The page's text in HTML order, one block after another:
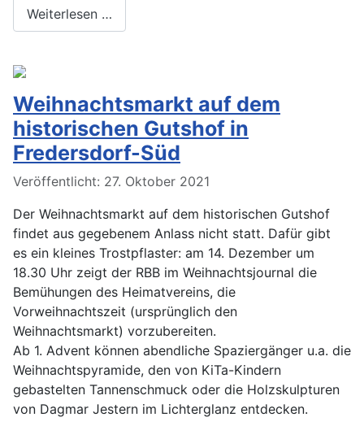
Weiterlesen …
Weihnachtsmarkt auf dem
historischen Gutshof in
Fredersdorf-Süd
Veröffentlicht: 27. Oktober 2021
Der Weihnachtsmarkt auf dem historischen Gutshof
findet aus gegebenem Anlass nicht statt. Dafür gibt
es ein kleines Trostpflaster: am 14. Dezember um
18.30 Uhr zeigt der RBB im Weihnachtsjournal die
Bemühungen des Heimatvereins, die
Vorweihnachtszeit (ursprünglich den
Weihnachtsmarkt) vorzubereiten.
Ab 1. Advent können abendliche Spaziergänger u.a. die
Weihnachtspyramide, den von KiTa-Kindern
gebastelten Tannenschmuck oder die Holzskulpturen
von Dagmar Jestern im Lichterglanz entdecken.